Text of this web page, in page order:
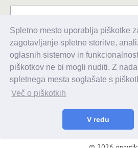
Spletno mesto uporablja piškotke
zagotavljanje spletne storitve,
oglasnih sistemov in
piškotkov ne bi mogli nuditi. Z
spletnega mesta soglašate s
Več o piškotkih
V redu
Alaris d.o.o., Topniška 14, Ljubljana,